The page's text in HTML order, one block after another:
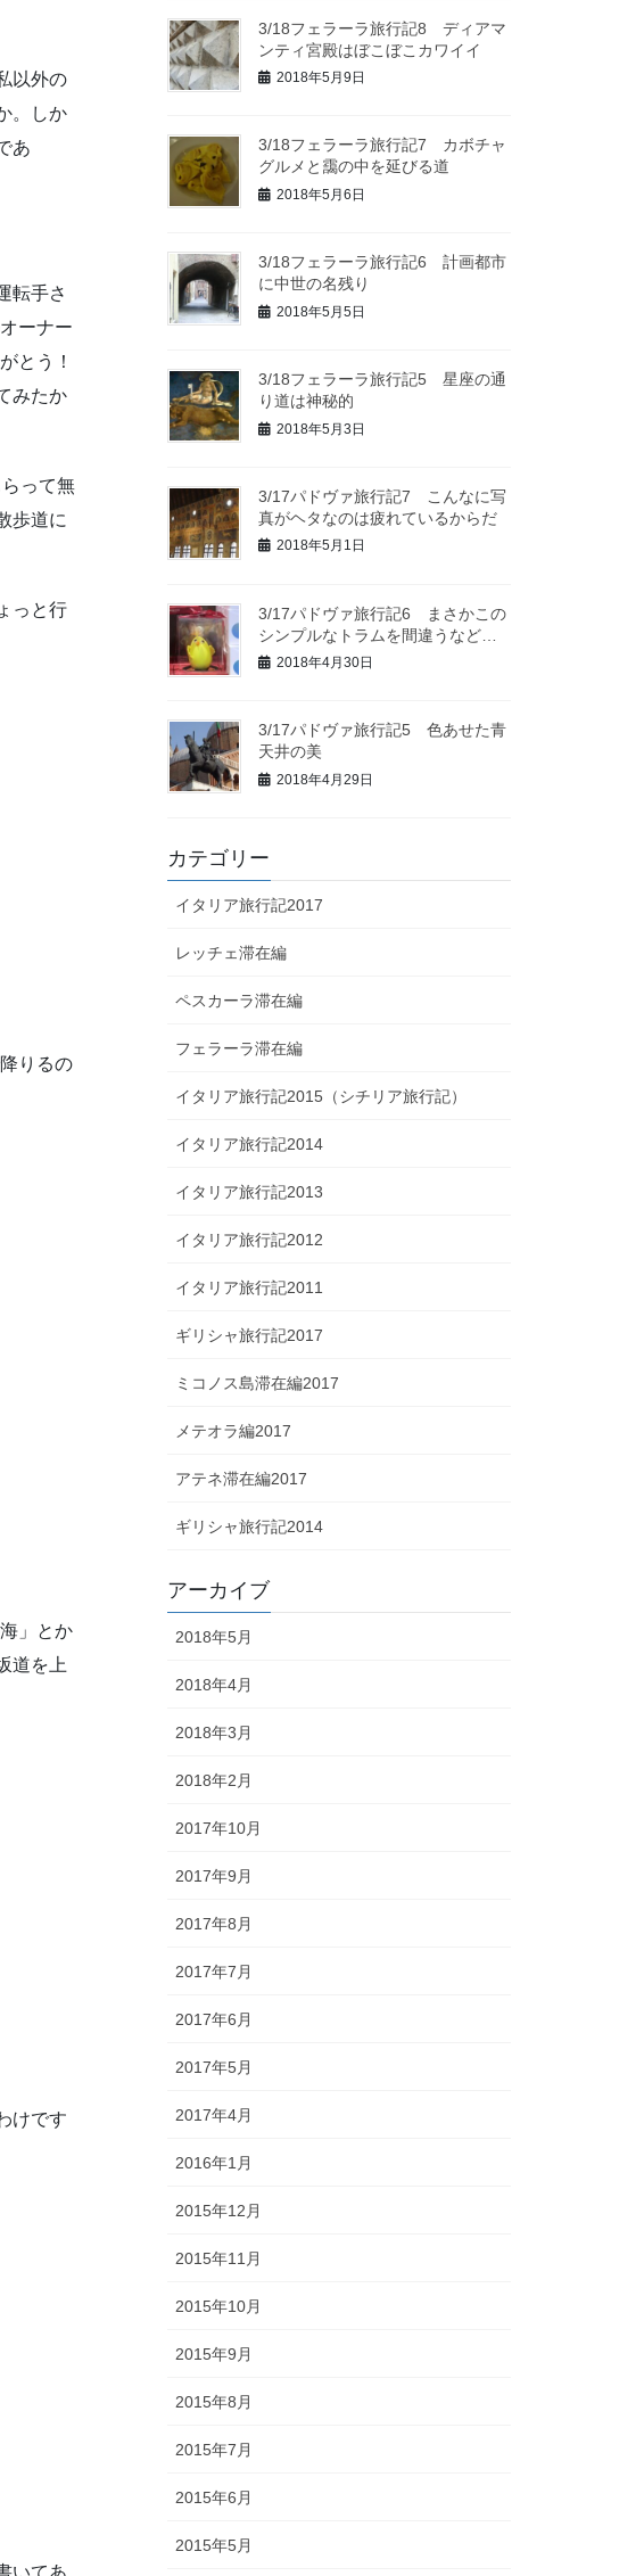
以外の
。しか
あ
転手さ
ーナー
とう！
みたか
って無
歩道に
っと行
りるの
」とか
道を上
けです
いてあ
3/18フェラーラ旅行記8 ディアマ
ンティ宮殿はぼこぼこカワイイ
2018年5月9日
3/18フェラーラ旅行記7 カボチャ
グルメと靄の中を延びる道
2018年5月6日
3/18フェラーラ旅行記6 計画都市
に中世の名残り
2018年5月5日
3/18フェラーラ旅行記5 星座の通
り道は神秘的
2018年5月3日
3/17パドヴァ旅行記7 こんなに写
真がヘタなのは疲れているからだ
2018年5月1日
3/17パドヴァ旅行記6 まさかこの
シンプルなトラムを間違うなど…
2018年4月30日
3/17パドヴァ旅行記5 色あせた青
天井の美
2018年4月29日
カテゴリー
イタリア旅行記2017
レッチェ滞在編
ペスカーラ滞在編
フェラーラ滞在編
イタリア旅行記2015（シチリア旅行記）
イタリア旅行記2014
イタリア旅行記2013
イタリア旅行記2012
イタリア旅行記2011
ギリシャ旅行記2017
ミコノス島滞在編2017
メテオラ編2017
アテネ滞在編2017
ギリシャ旅行記2014
アーカイブ
2018年5月
2018年4月
2018年3月
2018年2月
2017年10月
2017年9月
2017年8月
2017年7月
2017年6月
2017年5月
2017年4月
2016年1月
2015年12月
2015年11月
2015年10月
2015年9月
2015年8月
2015年7月
2015年6月
2015年5月